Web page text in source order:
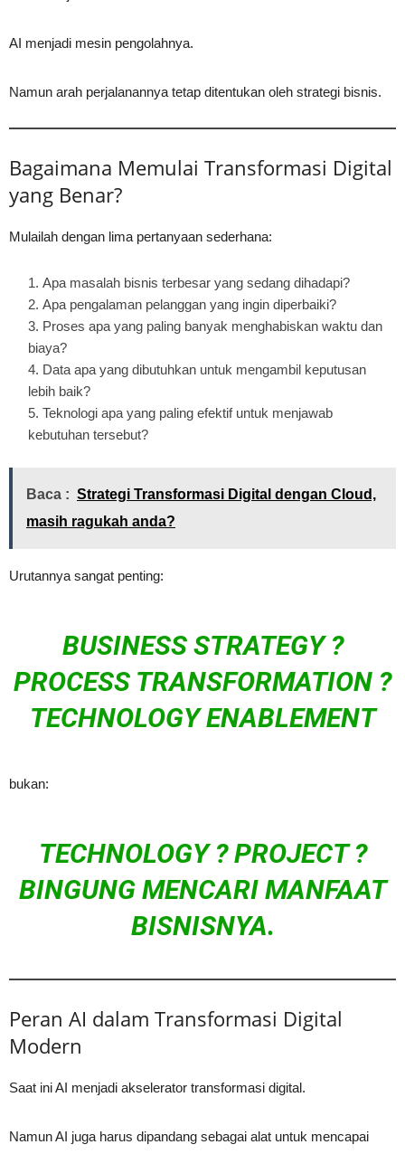
AI menjadi mesin pengolahnya.
Namun arah perjalanannya tetap ditentukan oleh strategi bisnis.
Bagaimana Memulai Transformasi Digital
yang Benar?
Mulailah dengan lima pertanyaan sederhana:
Apa masalah bisnis terbesar yang sedang dihadapi?
Apa pengalaman pelanggan yang ingin diperbaiki?
Proses apa yang paling banyak menghabiskan waktu dan
biaya?
Data apa yang dibutuhkan untuk mengambil keputusan
lebih baik?
Teknologi apa yang paling efektif untuk menjawab
kebutuhan tersebut?
Baca : Strategi Transformasi Digital dengan Cloud,
masih ragukah anda?
Urutannya sangat penting:
BUSINESS STRATEGY ?
PROCESS TRANSFORMATION ?
TECHNOLOGY ENABLEMENT
bukan:
TECHNOLOGY ? PROJECT ?
BINGUNG MENCARI MANFAAT
BISNISNYA.
Peran AI dalam Transformasi Digital
Modern
Saat ini AI menjadi akselerator transformasi digital.
Namun AI juga harus dipandang sebagai alat untuk mencapai